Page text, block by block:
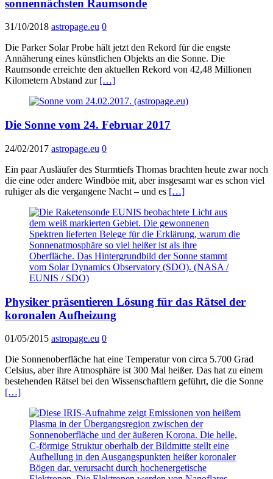
sonnennächsten Raumsonde
31/10/2018 astropage.eu 0
Die Parker Solar Probe hält jetzt den Rekord für die engste
Annäherung eines künstlichen Objekts an die Sonne. Die
Raumsonde erreichte den aktuellen Rekord von 42,48 Millionen
Kilometern Abstand zur […]
Die Sonne vom 24. Februar 2017
24/02/2017 astropage.eu 0
Ein paar Ausläufer des Sturmtiefs Thomas brachten heute zwar noch
die eine oder andere Windböe mit, aber insgesamt war es schon viel
ruhiger als die vergangene Nacht – und es […]
Physiker präsentieren Lösung für das Rätsel der
koronalen Aufheizung
01/05/2015 astropage.eu 0
Die Sonnenoberfläche hat eine Temperatur von circa 5.700 Grad
Celsius, aber ihre Atmosphäre ist 300 Mal heißer. Das hat zu einem
bestehenden Rätsel bei den Wissenschaftlern geführt, die die Sonne
[…]